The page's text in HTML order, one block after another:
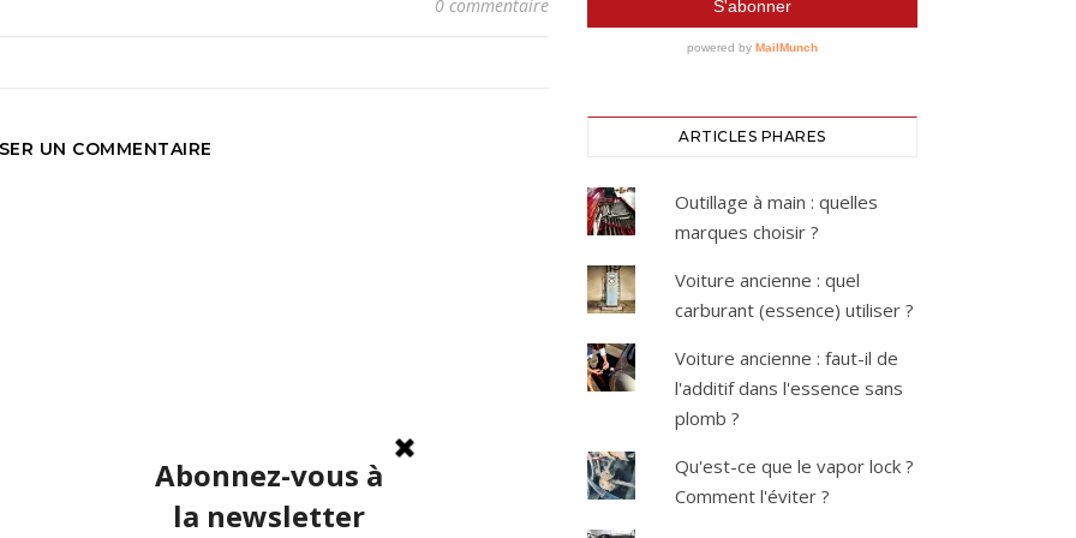
0 commentaire
UN COMMENTAIRE
ARTICLES PHARES
Outillage à main : quelles
marques choisir ?
Voiture ancienne : quel
carburant (essence) utiliser ?
Voiture ancienne : faut-il de
l'additif dans l'essence sans
plomb ?
Qu'est-ce que le vapor lock ?
Comment l'éviter ?